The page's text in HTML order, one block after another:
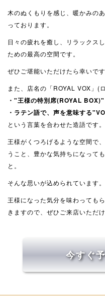
木のぬくもりを感じ、暖かみの
っております。
日々の疲れを癒し、リラックス
ための最高の空間です。
ぜひご堪能いただけたら幸いです
また、店名の「ROYAL VOX」(
・"王様の特別席(ROYAL BOX)"
・ラテン語で、声を意味する
という言葉を合わせた造語です。
王様がくつろげるような空間で
うこと、豊かな気持ちになって
と。
そんな思いが込められています。
王様になった気分を味わっても
きますので、ぜひご来店いただ
今すぐ